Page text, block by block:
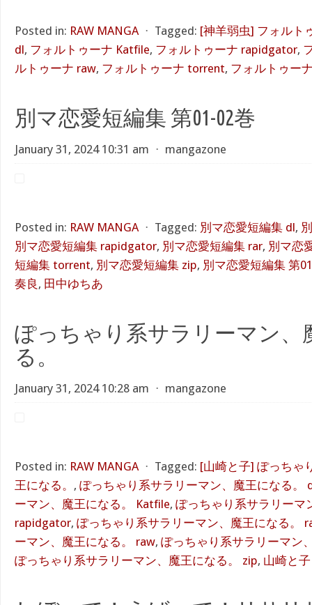
Posted in: RAW MANGA ⋅ Tagged: [神羊弱虫] フォルト
dl, フォルトゥーナ Katfile, フォルトゥーナ rapidgator,
ルトゥーナ raw, フォルトゥーナ torrent, フォルトゥー
別マ恋愛短編集 第01-02巻
January 31, 2024 10:31 am ⋅ mangazone
Posted in: RAW MANGA ⋅ Tagged: 別マ恋愛短編集 dl,
別マ恋愛短編集 rapidgator, 別マ恋愛短編集 rar, 別マ恋
短編集 torrent, 別マ恋愛短編集 zip, 別マ恋愛短編集 第
奏良 , 田中ゆちあ
ぽっちゃり系サラリーマン、
る。
January 31, 2024 10:28 am ⋅ mangazone
Posted in: RAW MANGA ⋅ Tagged: [山崎と子] ぽっちゃ
王になる。 , ぽっちゃり系サラリーマン、魔王になる。
ーマン、魔王になる。 Katfile, ぽっちゃり系サラリーマ
rapidgator, ぽっちゃり系サラリーマン、魔王になる。
ーマン、魔王になる。 raw, ぽっちゃり系サラリーマン
ぽっちゃり系サラリーマン、魔王になる。 zip, 山崎と子